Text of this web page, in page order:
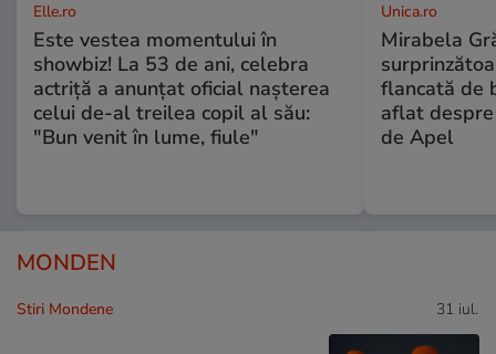
Elle.ro
Este vestea momentului în
showbiz! La 53 de ani, celebra
actriță a anunțat oficial nașterea
celui de-al treilea copil al său:
"Bun venit în lume, fiule"
Unica.ro
Mirabela
flancată de
aflat
de Apel
MONDEN
Stiri Mondene 31 iul.